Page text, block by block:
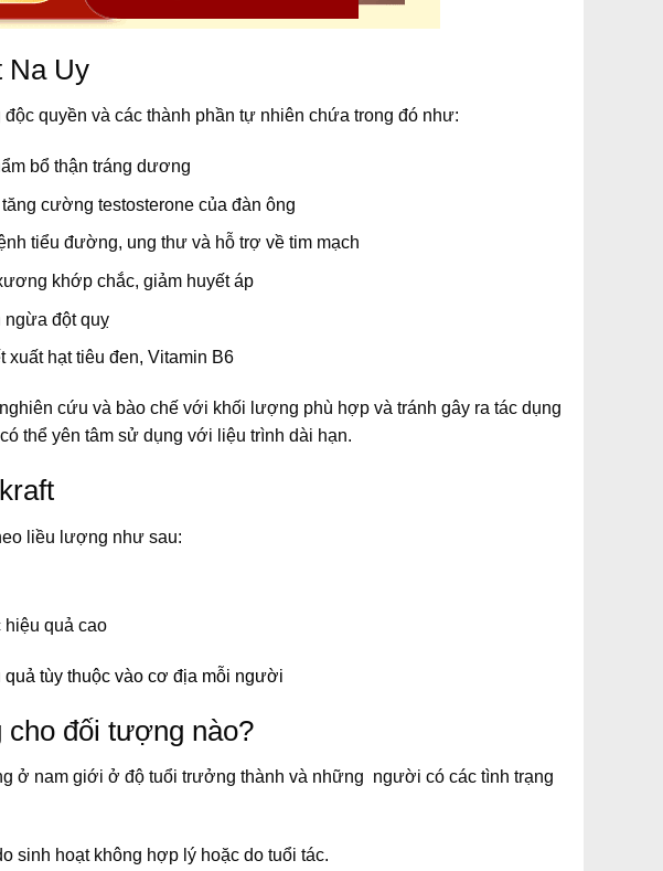
Na Uy
quyền và các thành phần tự nhiên chứa trong đó như:
bổ thận tráng dương
cường testosterone của đàn ông
tiểu đường, ung thư và hỗ trợ về tim mạch
khớp chắc, giảm huyết áp
ngừa đột quỵ
xuất hạt tiêu đen, Vitamin B6
cứu và bào chế với khối lượng phù hợp và tránh gây ra tác dụng
thể yên tâm sử dụng với liệu trình dài hạn.
liều lượng như sau:
hiệu quả cao
tùy thuộc vào cơ địa mỗi người
cho đối tượng nào?
ở nam giới ở độ tuổi trưởng thành và những người có các tình trạng
sinh hoạt không hợp lý hoặc do tuổi tác.